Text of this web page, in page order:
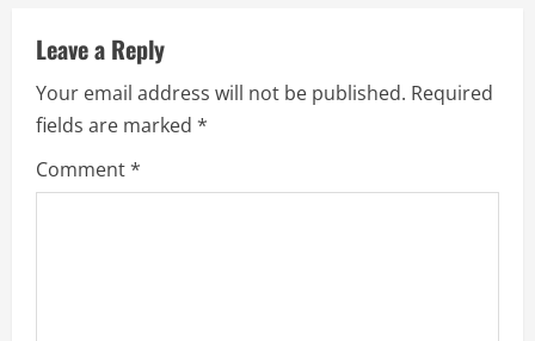
e
R
e
Leave a Reply
Your email address will not be published. Required
fields are marked *
Comment*